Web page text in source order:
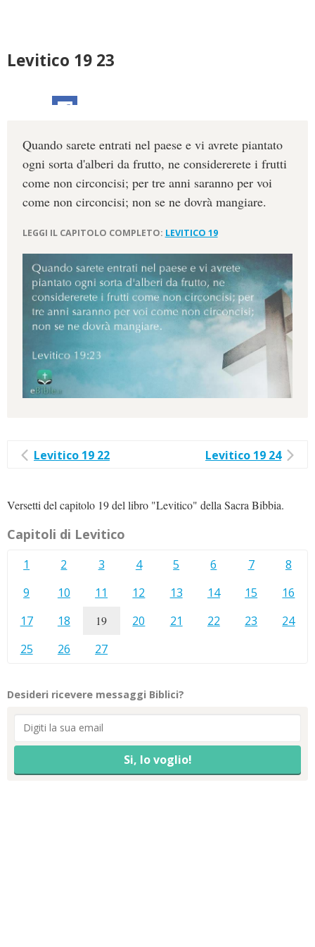
Levitico 19 23
Quando sarete entrati nel paese e vi avrete piantato
ogni sorta d'alberi da frutto, ne considererete i frutti
come non circoncisi; per tre anni saranno per voi
come non circoncisi; non se ne dovrà mangiare.
LEGGI IL CAPITOLO COMPLETO: LEVITICO 19
Levitico 19 22 Levitico 19 24
Versetti del capitolo 19 del libro "Levitico" della Sacra Bibbia.
Capitoli di Levitico
1 2 3 4 5 6 7
8
9
10 11 12 13 14 15
16
17
18 19 20 21 22 23
24
25
26 27
Desideri ricevere messaggi Biblici?